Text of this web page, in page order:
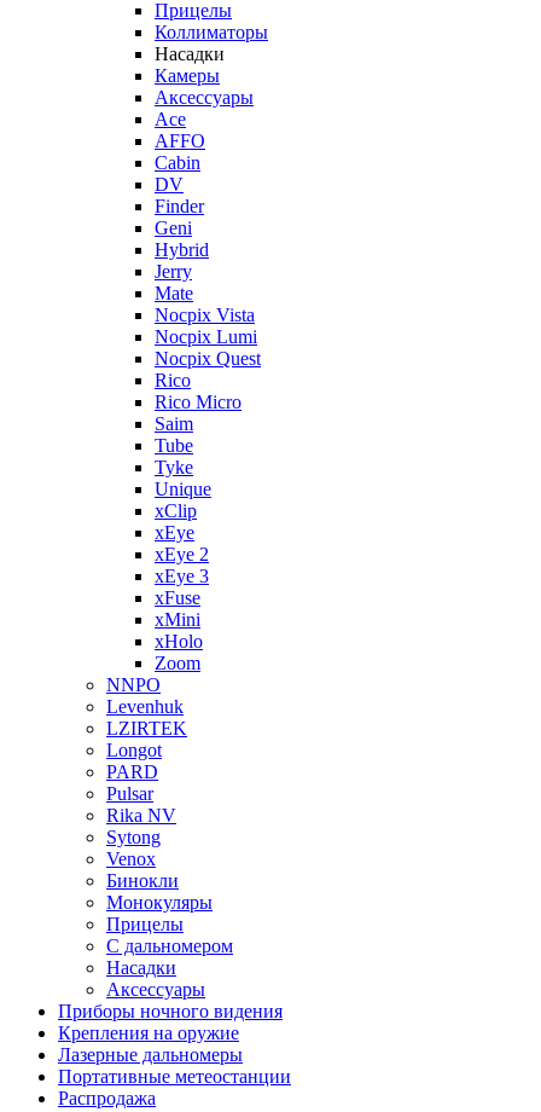
Прицелы
Коллиматоры
Насадки
Камеры
Аксессуары
Ace
AFFO
Cabin
DV
Finder
Geni
Hybrid
Jerry
Mate
Nocpix Vista
Nocpix Lumi
Nocpix Quest
Rico
Rico Micro
Saim
Tube
Tyke
Unique
xClip
xEye
xEye 2
xEye 3
xFuse
xMini
xHolo
Zoom
NNPO
Levenhuk
LZIRTEK
Longot
PARD
Pulsar
Rika NV
Sytong
Venox
Бинокли
Монокуляры
Прицелы
С дальномером
Насадки
Аксессуары
Приборы ночного видения
Крепления на оружие
Лазерные дальномеры
Портативные метеостанции
Распродажа